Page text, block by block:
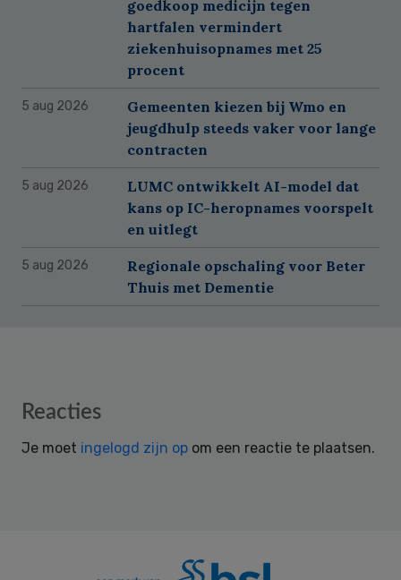
goedkoop medicijn tegen
hartfalen vermindert
ziekenhuisopnames met 25
procent
5 aug 2026
Gemeenten kiezen bij Wmo en
jeugdhulp steeds vaker voor lange
contracten
5 aug 2026
LUMC ontwikkelt AI-model dat
kans op IC-heropnames voorspelt
en uitlegt
5 aug 2026
Regionale opschaling voor Beter
Thuis met Dementie
Reader
Reacties
Je moet ingelogd zijn op om een reactie te plaatsen.